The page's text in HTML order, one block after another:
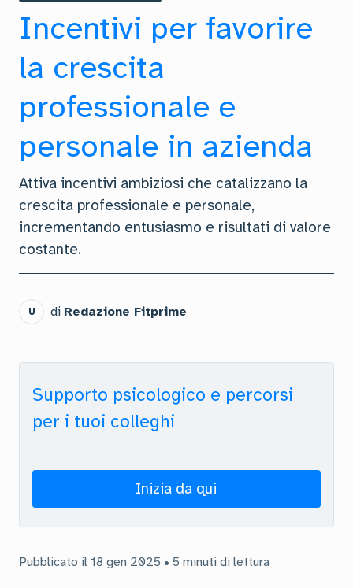
Incentivi per favorire
la crescita
professionale e
personale in azienda
Attiva incentivi ambiziosi che catalizzano la
crescita professionale e personale,
incrementando entusiasmo e risultati di valore
costante.
U di Redazione Fitprime
Supporto psicologico e percorsi
per i tuoi colleghi
Inizia da qui
Pubblicato il 18 gen 2025 • 5 minuti di lettura